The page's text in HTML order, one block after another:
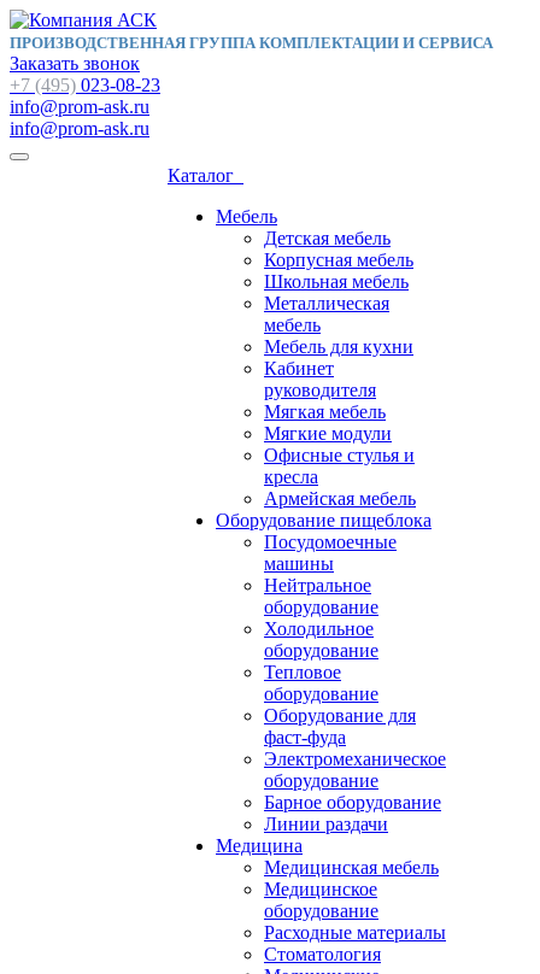
ПРОИЗВОДСТВЕННАЯ ГРУППА КОМПЛЕКТАЦИИ И СЕРВИСА
Заказать звонок
+7 (495) 023-08-23
info@prom-ask.ru
info@prom-ask.ru
Каталог
Мебель
Детская мебель
Корпусная мебель
Школьная мебель
Металлическая
мебель
Мебель для кухни
Кабинет
руководителя
Мягкая мебель
Мягкие модули
Офисные стулья и
кресла
Армейская мебель
Оборудование пищеблока
Посудомоечные
машины
Нейтральное
оборудование
Холодильное
оборудование
Тепловое
оборудование
Оборудование для
фаст-фуда
Электромеханическое
оборудование
Барное оборудование
Линии раздачи
Медицина
Медицинская мебель
Медицинское
оборудование
Расходные материалы
Стоматология